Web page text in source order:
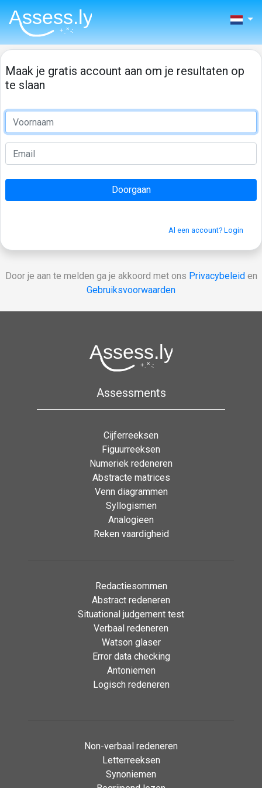
Maak je gratis account aan om je resultaten op
te slaan
Al een account? Login
Door je aan te melden ga je akkoord met ons Privacybeleid en
Gebruiksvoorwaarden
Assessments
Cijferreeksen
Figuurreeksen
Numeriek redeneren
Abstracte matrices
Venn diagrammen
Syllogismen
Analogieen
Reken vaardigheid
Redactiesommen
Abstract redeneren
Situational judgement test
Verbaal redeneren
Watson glaser
Error data checking
Antoniemen
Logisch redeneren
Non-verbaal redeneren
Letterreeksen
Synoniemen